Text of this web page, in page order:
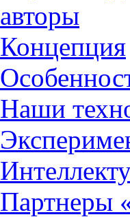
авторы
Концепция
Наши
Партнеры